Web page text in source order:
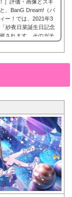
］評価・画像とスキ
、BanG Dream!（バ
ー！では、2021年3
紗夜日菜誕生日記念
されます。そのガチ
birthday！］。今
4［Special birthda
像拡大可能■特訓